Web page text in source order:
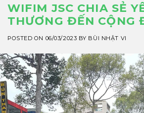
WIFIM JSC CHIA SẺ
THƯƠNG ĐẾN CỘNG
POSTED ON 06/03/2023 BY BÙI NHẬT VI